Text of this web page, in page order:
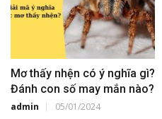
Mơ thấy nhện có ý nghĩa gì?
Đánh con số may mắn nào?
admin 05/01/2024